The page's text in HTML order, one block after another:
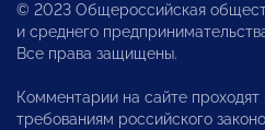
© 2023 Общероссийская
и среднего
Все права защищены.
Комментарии на сайте
требованиям российского